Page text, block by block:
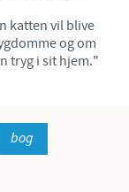
katten vil blive
og om
tryg i sit hjem."
bog